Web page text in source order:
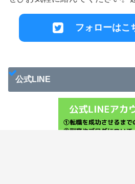
フォローはこ
公式LINE